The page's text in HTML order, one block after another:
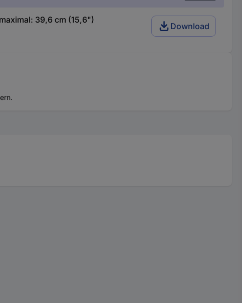
39,6 cm (15,6")
Download